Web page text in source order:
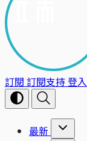
訂閱 訂閱支持登入
最新